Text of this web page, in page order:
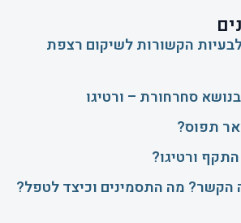
הקשורות לשיקום רצפת
סחרחורת – ורטיגו
תפוס?
ורטיגו?
הקשר? מה התסמינים וכיצד לטפל?